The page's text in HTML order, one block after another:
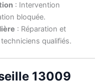
: Intervention
bloquée.
: Réparation et
qualifiés.
13009